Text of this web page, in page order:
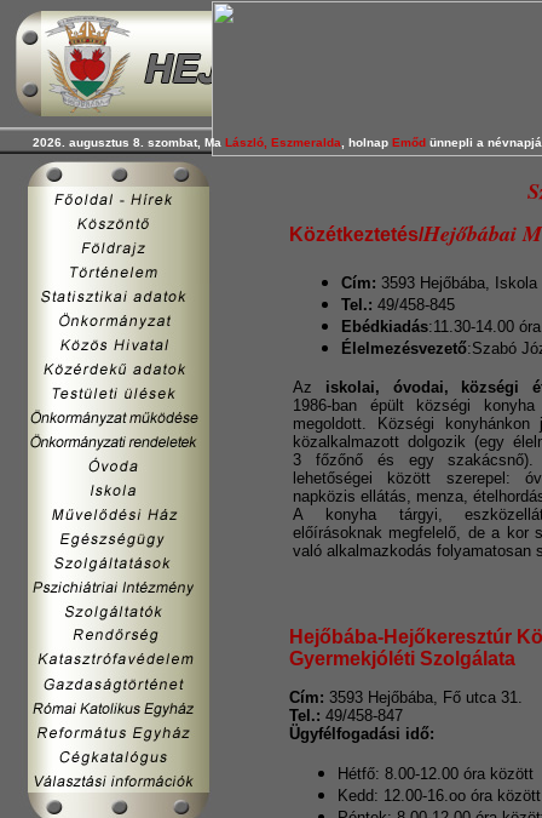
Közétkeztetés/Hejőbábai
Cím: 3593 Hejőbába,
Tel.: 49/458-845
Ebédkiadás:11.30-14.00
Élelmezésvezető:Szabó
Az iskolai, óvodai, községi
1986-ban épült községi konyha
megoldott. Községi
közalkalmazott dolgozik (egy
3 főzőnő és egy
lehetőségei között szerepel:
napközis ellátás, menza,
A konyha tárgyi,
előírásoknak megfelelő, de a kor
való alkalmazkodás folyamatosan
Hejőbába-Hejőkeresztúr
Gyermekjóléti Szolgálata
Cím: 3593 Hejőbába, Fő utca 31.
Tel.: 49/458-847
Ügyfélfogadási idő:
Hétfő: 8.00-12.00 óra között
Kedd: 12.00-16.oo óra között
2026. augusztus 8. szombat, Ma László, Eszmeralda , holnap Emőd ünnepli a